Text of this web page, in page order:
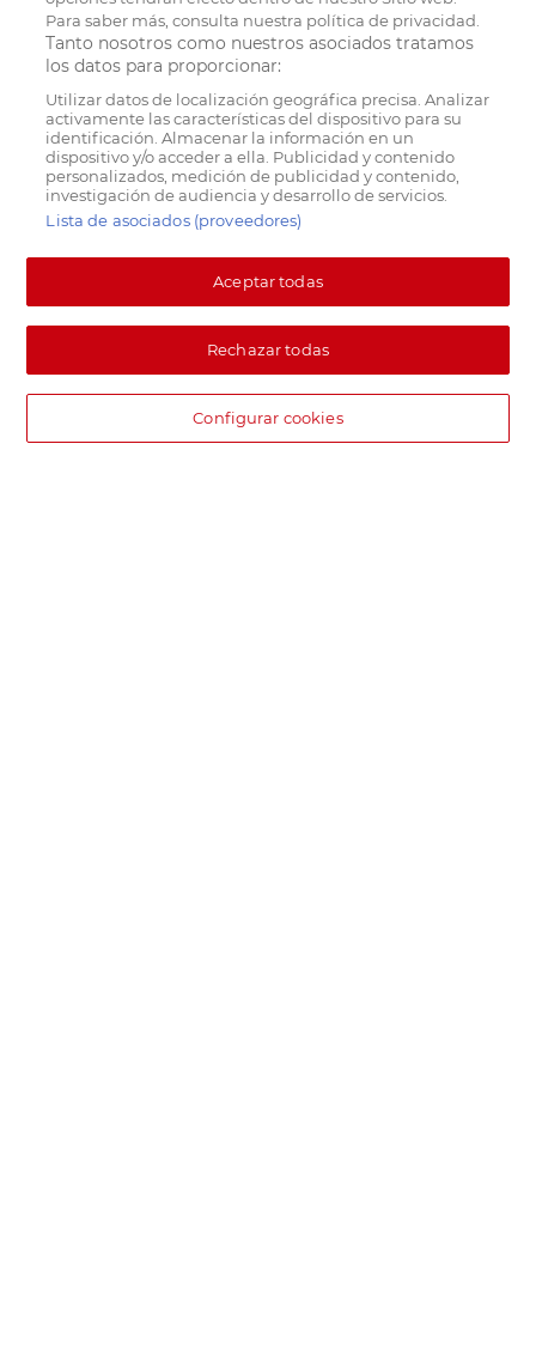
Para saber más, consulta nuestra política de privacidad.
Tanto nosotros como nuestros asociados tratamos
los datos para proporcionar:
Utilizar datos de localización geográfica precisa. Analizar
activamente las características del dispositivo para su
identificación. Almacenar la información en un
dispositivo y/o acceder a ella. Publicidad y contenido
personalizados, medición de publicidad y contenido,
investigación de audiencia y desarrollo de servicios.
Lista de asociados (proveedores)
Aceptar todas
Rechazar todas
Configurar cookies